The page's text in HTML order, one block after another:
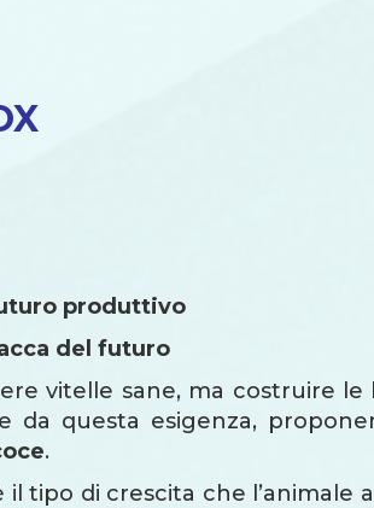
produttivo
del futuro
vitelle sane, ma costruire le
da questa esigenza,
.
tipo di crescita che l’animale